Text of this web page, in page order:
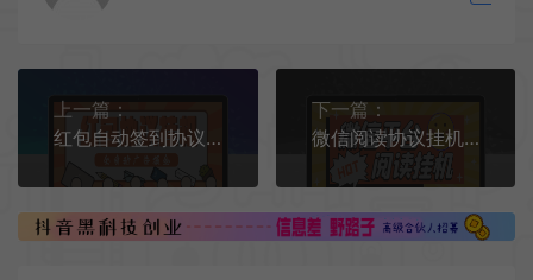
上一篇：
红包自动签到协议全自动挂机项目协议脚本，红包单号日收益5+可批量模拟器接码
下一篇：
微信阅读协议挂机项目挂机脚本，批量矩阵挂机，单号一天5+